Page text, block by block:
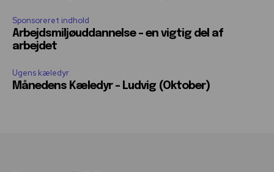
Sponsoreret indhold
Arbejdsmiljøuddannelse – en vigtig del af
arbejdet
Ugens kæledyr
Månedens Kæledyr – Ludvig (Oktober)